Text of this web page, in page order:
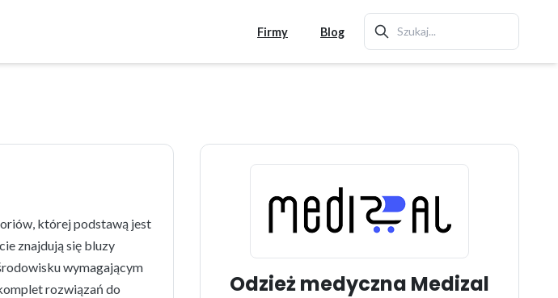
Firmy Blog
której podstawą jest
znajdują się bluzy
wymagającym
rozwiązań do
Odzież medyczna Medizal